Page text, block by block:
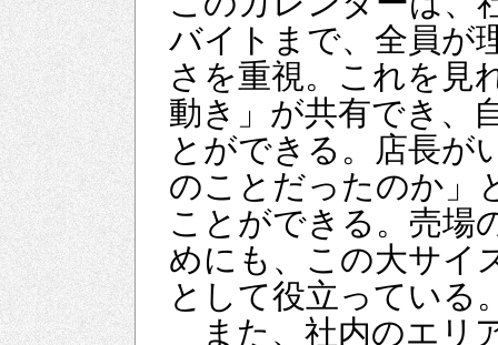
バイトまで、全員が
さを重視。これを見
動き」が共有でき、
とができる。店長が
のことだったのか」
ことができる。売場
めにも、この大サイ
として役立っている
また、社内のエリ